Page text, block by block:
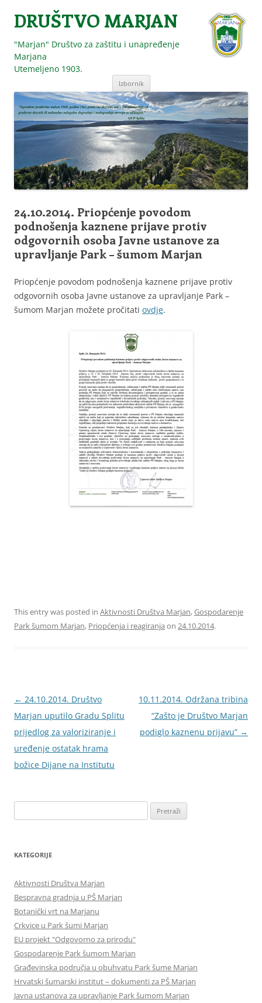
DRUŠTVO MARJAN
"Marjan" Društvo za zaštitu i unapređenje
Marjana
Utemeljeno 1903.
Izbornik Skoči
sadržaja
24.10.2014. Priopćenje povodom
podnošenja kaznene prijave protiv
odgovornih osoba Javne ustanove za
upravljanje Park – šumom Marjan
Priopćenje povodom podnošenja kaznene prijave protiv
odgovornih osoba Javne ustanove za upravljanje Park –
šumom Marjan možete pročitati ovdje.
This entry was posted in Aktivnosti Društva Marjan,Gospodarenje
Park šumom Marjan, Priopćenja i reagiranja on 24.10.2014.
Navigacija
objava
← 24.10.2014. Društvo
Marjan uputilo Gradu Splitu
prijedlog za valoriziranje i
uređenje ostatak hrama
božice Dijane na Institutu
10.11.2014. Održana tribina
“Zašto je Društvo Marjan
podiglo kaznenu prijavu” →
KATEGORIJE
Aktivnosti Društva Marjan
Bespravna gradnja u PŠ Marjan
Botanički vrt na Marjanu
Crkvice u Park šumi Marjan
EU projekt "Odgovorno za prirodu"
Gospodarenje Park šumom Marjan
Građevinska područja u obuhvatu Park šume Marjan
Hrvatski šumarski institut – dokumenti za PŠ Marjan
Javna ustanova za upravljanje Park šumom Marjan